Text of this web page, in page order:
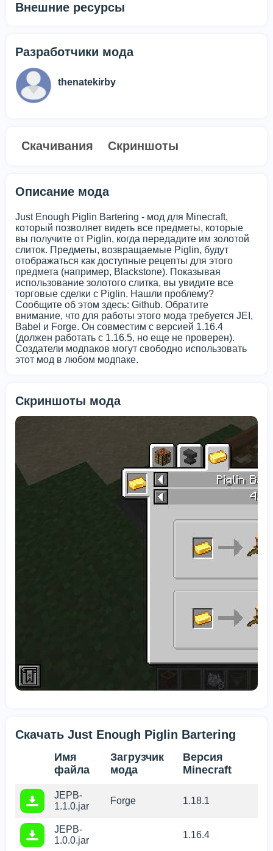
Внешние ресурсы
Разработчики мода
thenatekirby
Скачивания Скриншоты
Описание мода
Just Enough Piglin Bartering - мод для Minecraft,
который позволяет видеть все предметы, которые
вы получите от Piglin, когда передадите им золотой
слиток. Предметы, возвращаемые Piglin, будут
отображаться как доступные рецепты для этого
предмета (например, Blackstone). Показывая
использование золотого слитка, вы увидите все
торговые сделки с Piglin. Нашли проблему?
Сообщите об этом здесь: Github. Обратите
внимание, что для работы этого мода требуется JEI,
Babel и Forge. Он совместим с версией 1.16.4
(должен работать с 1.16.5, но еще не проверен).
Создатели модпаков могут свободно использовать
этот мод в любом модпаке.
Скриншоты мода
Скачать Just Enough Piglin Bartering
Имя
файла
Загрузчик
мода
Версия
Minecraft
JEPB-
1.1.0.jar
Forge 1.18.1
JEPB-
1.0.0.jar
1.16.4